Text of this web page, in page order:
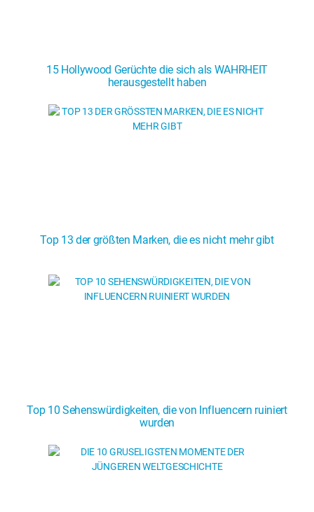
15 Hollywood Gerüchte die sich als WAHRHEIT
herausgestellt haben
Top 13 der größten Marken, die es nicht mehr gibt
Top 10 Sehenswürdigkeiten, die von Influencern ruiniert
wurden